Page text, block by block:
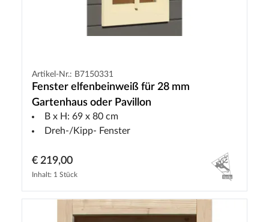
Artikel-Nr.: B7150331
Fenster elfenbeinweiß für 28 mm
Gartenhaus oder Pavillon
B x H: 69 x 80 cm
Dreh-/Kipp- Fenster
€ 219,00
Inhalt: 1 Stück